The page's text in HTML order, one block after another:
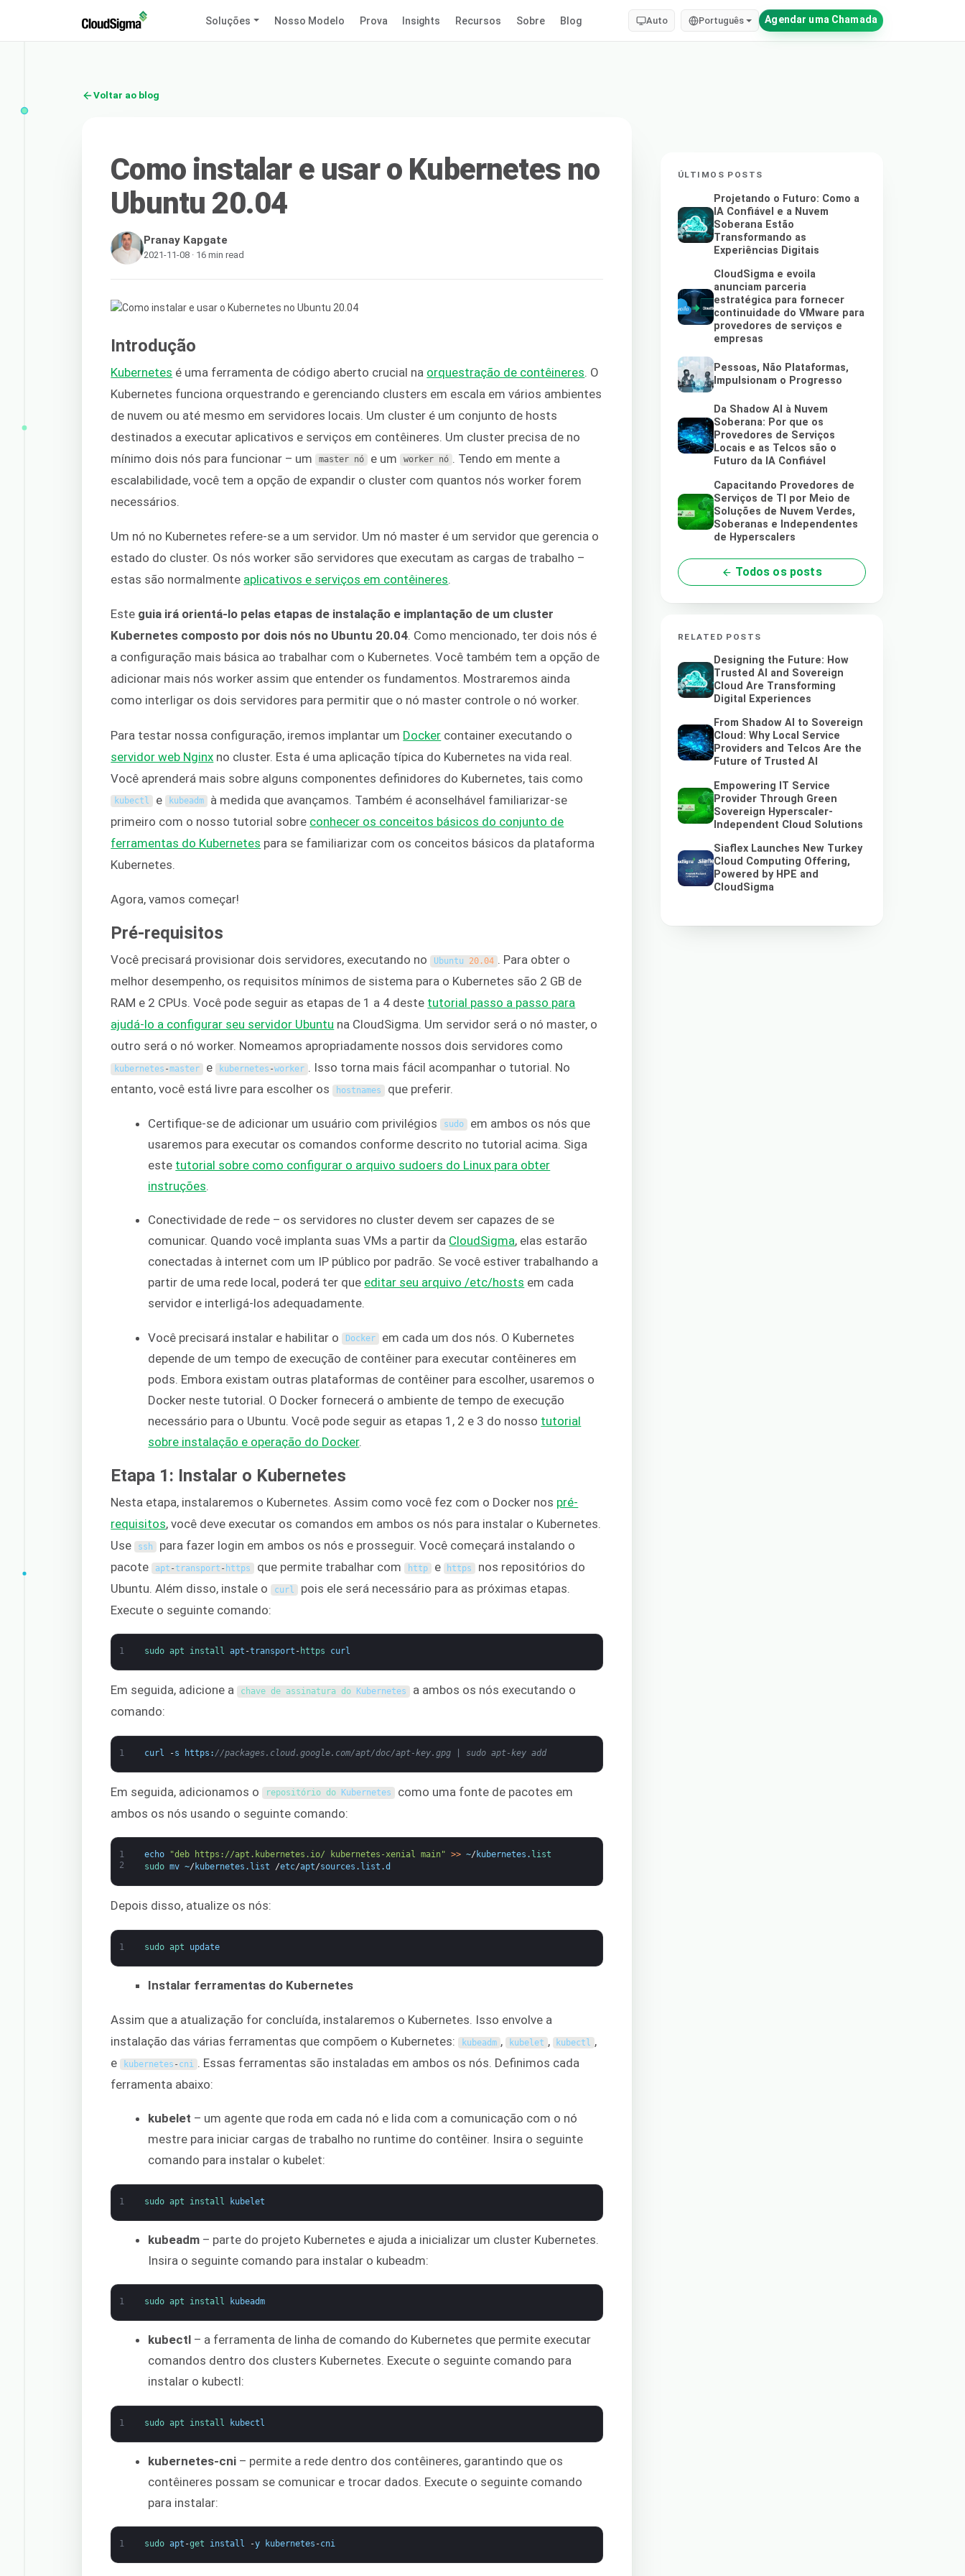
Soluções Nosso Modelo Prova Insights Recursos Sobre Blog Auto Português Agendar uma Chamada
Voltar ao blog
Como instalar e usar o Kubernetes no
Ubuntu 20.04
Pranay Kapgate
2021-11-08 · 16 min read
Introdução
Kubernetes é uma ferramenta de código aberto crucial na orquestração de contêineres . O
Kubernetes funciona orquestrando e gerenciando clusters em escala em vários ambientes
de nuvem ou até mesmo em servidores locais. Um cluster é um conjunto de hosts
destinados a executar aplicativos e serviços em contêineres. Um cluster precisa de no
mínimo dois nós para funcionar – um master nó e um worker nó . Tendo em mente a
escalabilidade, você tem a opção de expandir o cluster com quantos nós worker forem
necessários.
Um nó no Kubernetes refere-se a um servidor. Um nó master é um servidor que gerencia o
estado do cluster. Os nós worker são servidores que executam as cargas de trabalho –
estas são normalmente aplicativos e serviços em contêineres
Este guia irá orientá-lo pelas etapas de instalação e implantação de um cluster
Kubernetes composto por dois nós no Ubuntu 20.04. Como mencionado, ter dois nós é
a configuração mais básica ao trabalhar com o Kubernetes. Você também tem a opção de
adicionar mais nós worker assim que entender os fundamentos. Mostraremos ainda
como interligar os dois servidores para permitir que o nó master controle o nó worker.
Para testar nossa configuração, iremos implantar um Docker container executando o
servidor web Nginx no cluster. Esta é uma aplicação típica do Kubernetes na vida real.
Você aprenderá mais sobre alguns componentes definidores do Kubernetes, tais como
kubectl e kubeadm à medida que avançamos. Também é aconselhável familiarizar-se
primeiro com o nosso tutorial sobre conhecer os conceitos básicos do conjunto de
ferramentas do Kubernetes para se familiarizar com os conceitos básicos da plataforma
Kubernetes.
Agora, vamos começar!
Pré-requisitos
Você precisará provisionar dois servidores, executando no Ubuntu 20.04 . Para obter o
melhor desempenho, os requisitos mínimos de sistema para o Kubernetes são 2 GB de
RAM e 2 CPUs. Você pode seguir as etapas de 1 a 4 deste tutorial passo a passo para
ajudá-lo a configurar seu servidor Ubuntu na CloudSigma. Um servidor será o nó master, o
outro será o nó worker. Nomeamos apropriadamente nossos dois servidores como
kubernetes -master e kubernetes -worker . Isso torna mais fácil acompanhar o tutorial. No
entanto, você está livre para escolher os hostnames que preferir.
Certifique-se de adicionar um usuário com privilégios sudo em ambos os nós que
usaremos para executar os comandos conforme descrito no tutorial acima. Siga
este tutorial sobre como configurar o arquivo sudoers do Linux para obter
instruções
Conectividade de rede – os servidores no cluster devem ser capazes de se
comunicar. Quando você implanta suas VMs a partir da CloudSigma, elas estarão
conectadas à internet com um IP público por padrão. Se você estiver trabalhando a
partir de uma rede local, poderá ter que editar seu arquivo /etc/hosts em cada
servidor e interligá-los adequadamente.
Você precisará instalar e habilitar o Docker em cada um dos nós. O Kubernetes
depende de um tempo de execução de contêiner para executar contêineres em
pods. Embora existam outras plataformas de contêiner para escolher, usaremos o
Docker neste tutorial. O Docker fornecerá o ambiente de tempo de execução
necessário para o Ubuntu. Você pode seguir as etapas 1, 2 e 3 do nosso tutorial
sobre instalação e operação do Docker.
Etapa 1: Instalar o Kubernetes
Nesta etapa, instalaremos o Kubernetes. Assim como você fez com o Docker nos pré-
requisitos, você deve executar os comandos em ambos os nós para instalar o Kubernetes.
Use ssh para fazer login em ambos os nós e prosseguir. Você começará instalando o
pacote apt -transport - https que permite trabalhar com http e https
nos repositórios do
Ubuntu. Além disso, instale o curl pois ele será necessário para as próximas etapas.
Execute o seguinte comando:
1 sudo apt install apt -transport - https curl
Em seguida, adicione a chave de assinatura do Kubernetes a ambos os nós executando o
comando:
1 curl -s https : //packages.cloud.google.com/apt/doc/apt-key.gpg | sudo apt-key add
Em seguida, adicionamos o repositório do Kubernetes como uma fonte de pacotes em
ambos os nós usando o seguinte comando:
1
2
echo "deb https://apt.kubernetes.io/ kubernetes-xenial main" >> ~/ kubernetes . list
sudo mv ~/ kubernetes . list /etc/apt/sources . list .d
Depois disso, atualize os nós:
1 sudo apt update
Instalar ferramentas do Kubernetes
Assim que a atualização for concluída, instalaremos o Kubernetes. Isso envolve a
instalação das várias ferramentas que compõem o Kubernetes: kubeadm , kubelet , kubectl ,
e kubernetes - cni . Essas ferramentas são instaladas em ambos os nós. Definimos cada
ferramenta abaixo:
kubelet – um agente que roda em cada nó e lida com a comunicação com o nó
mestre para iniciar cargas de trabalho no runtime do contêiner. Insira o seguinte
comando para instalar o kubelet:
1 sudo apt install kubelet
kubeadm – parte do projeto Kubernetes e ajuda a inicializar um cluster Kubernetes.
Insira o seguinte comando para instalar o kubeadm:
1 sudo apt install kubeadm
kubectl – a ferramenta de linha de comando do Kubernetes que permite executar
comandos dentro dos clusters Kubernetes. Execute o seguinte comando para
instalar o kubectl:
1 sudo apt install kubectl
kubernetes-cni – permite a rede dentro dos contêineres, garantindo que os
contêineres possam se comunicar e trocar dados. Execute o seguinte comando
para instalar:
1 sudo apt -get install -y kubernetes -cni
ÚLTIMOS POSTS
Projetando o Futuro: Como a
IA Confiável e a Nuvem
Soberana Estão
Transformando as
Experiências Digitais
CloudSigma e evoila
anunciam parceria
estratégica para fornecer
continuidade do VMware para
provedores de serviços e
empresas
Pessoas, Não Plataformas,
Impulsionam o Progresso
Da Shadow AI à Nuvem
Soberana: Por que os
Provedores de Serviços
Locais e as Telcos são o
Futuro da IA Confiável
Capacitando Provedores de
Serviços de TI por Meio de
Soluções de Nuvem Verdes,
Soberanas e Independentes
de Hyperscalers
Todos os posts
RELATED POSTS
Designing the Future: How
Trusted AI and Sovereign
Cloud Are Transforming
Digital Experiences
From Shadow AI to Sovereign
Cloud: Why Local Service
Providers and Telcos Are the
Future of Trusted AI
Empowering IT Service
Provider Through Green
Sovereign Hyperscaler-
Independent Cloud Solutions
Siaflex Launches New Turkey
Cloud Computing Offering,
Powered by HPE and
CloudSigma